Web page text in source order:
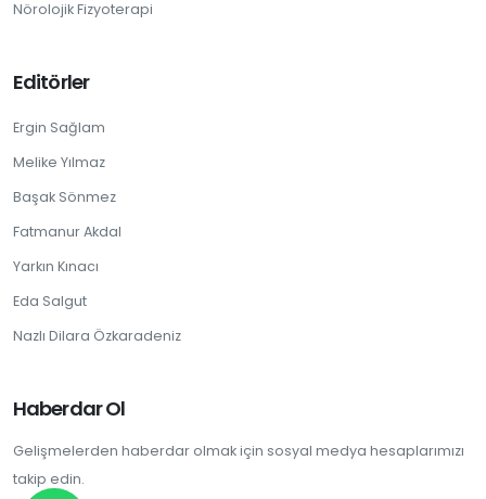
Nörolojik Fizyoterapi
Editörler
Ergin Sağlam
Melike Yılmaz
Başak Sönmez
Fatmanur Akdal
Yarkın Kınacı
Eda Salgut
Nazlı Dilara Özkaradeniz
Haberdar Ol
Gelişmelerden haberdar olmak için sosyal medya hesaplarımızı
takip edin.